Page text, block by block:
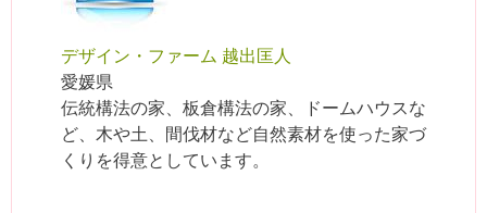
デザイン・ファーム 越出匡人
愛媛県
伝統構法の家、板倉構法の家、ドームハウスな
ど、木や土、間伐材など自然素材を使った家づ
くりを得意としています。